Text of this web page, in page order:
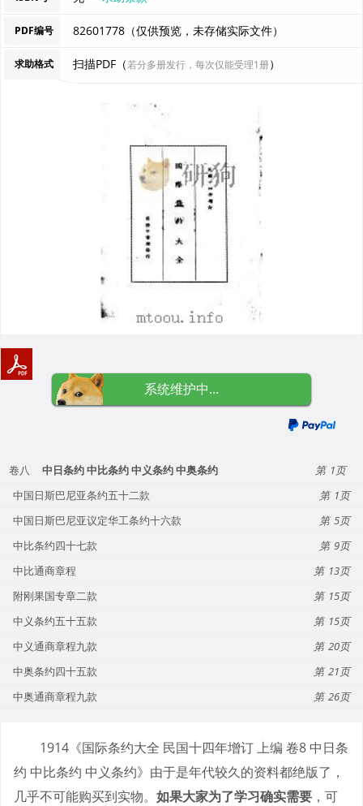
PDF编号 82601778（仅供预览，未存储实际文件）
求助格式 扫描PDF（若分多册发行，每次仅能受理1册）
系统维护中...
卷八 中日条约 中比条约 中义条约 中奥条约
1
中国日斯巴尼亚条约五十二款
1
中国日斯巴尼亚议定华工条约十六款
5
中比条约四十七款
9
中比通商章程
13
附刚果国专章二款
15
中义条约五十五款
15
中义通商章程九款
20
中奥条约四十五款
21
中奥通商章程九款
26
1914《国际条约大全 民国十四年增订 上编 卷8 中日条
约 中比条约 中义条约》由于是年代较久的资料都绝版了，
几乎不可能购买到实物。 如果大家为了学习确实需要 ，可